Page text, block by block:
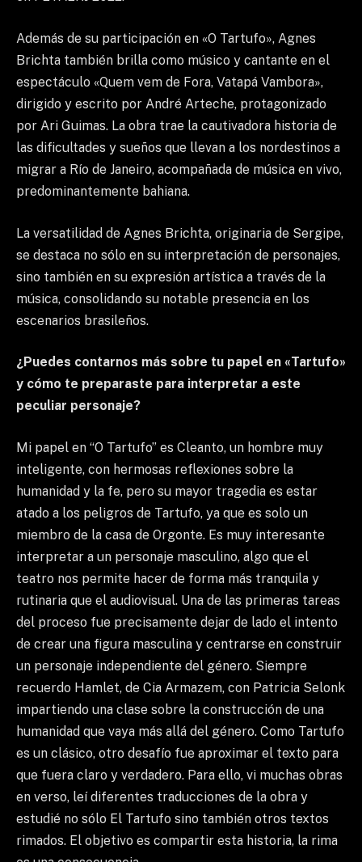
Además de su participación en «O Tartufo», Agnes
Brichta también brilla como músico y cantante en el
espectáculo «Quem vem de Fora, Vatapá Vambora»,
dirigido y escrito por André Arteche, protagonizado
por Ari Guimas. La obra trae la cautivadora historia de
las dificultades y sueños que llevan a los nordestinos a
migrar a Río de Janeiro, acompañada de música en vivo,
predominantemente bahiana.
La versatilidad de Agnes Brichta, originaria de Sergipe,
se destaca no sólo en su interpretación de personajes,
sino también en su expresión artística a través de la
música, consolidando su notable presencia en los
escenarios brasileños.
¿Puedes contarnos más sobre tu papel en «Tartufo»
y cómo te preparaste para interpretar a este
peculiar personaje?
Mi papel en “O Tartufo” es Cleanto, un hombre muy
inteligente, con hermosas reflexiones sobre la
humanidad y la fe, pero su mayor tragedia es estar
atado a los peligros de Tartufo, ya que es solo un
miembro de la casa de Orgonte. Es muy interesante
interpretar a un personaje masculino, algo que el
teatro nos permite hacer de forma más tranquila y
rutinaria que el audiovisual. Una de las primeras tareas
del proceso fue precisamente dejar de lado el intento
de crear una figura masculina y centrarse en construir
un personaje independiente del género. Siempre
recuerdo Hamlet, de Cia Armazem, con Patricia Selonk
impartiendo una clase sobre la construcción de una
humanidad que vaya más allá del género. Como Tartufo
es un clásico, otro desafío fue aproximar el texto para
que fuera claro y verdadero. Para ello, vi muchas obras
en verso, leí diferentes traducciones de la obra y
estudié no sólo El Tartufo sino también otros textos
rimados. El objetivo es compartir esta historia, la rima